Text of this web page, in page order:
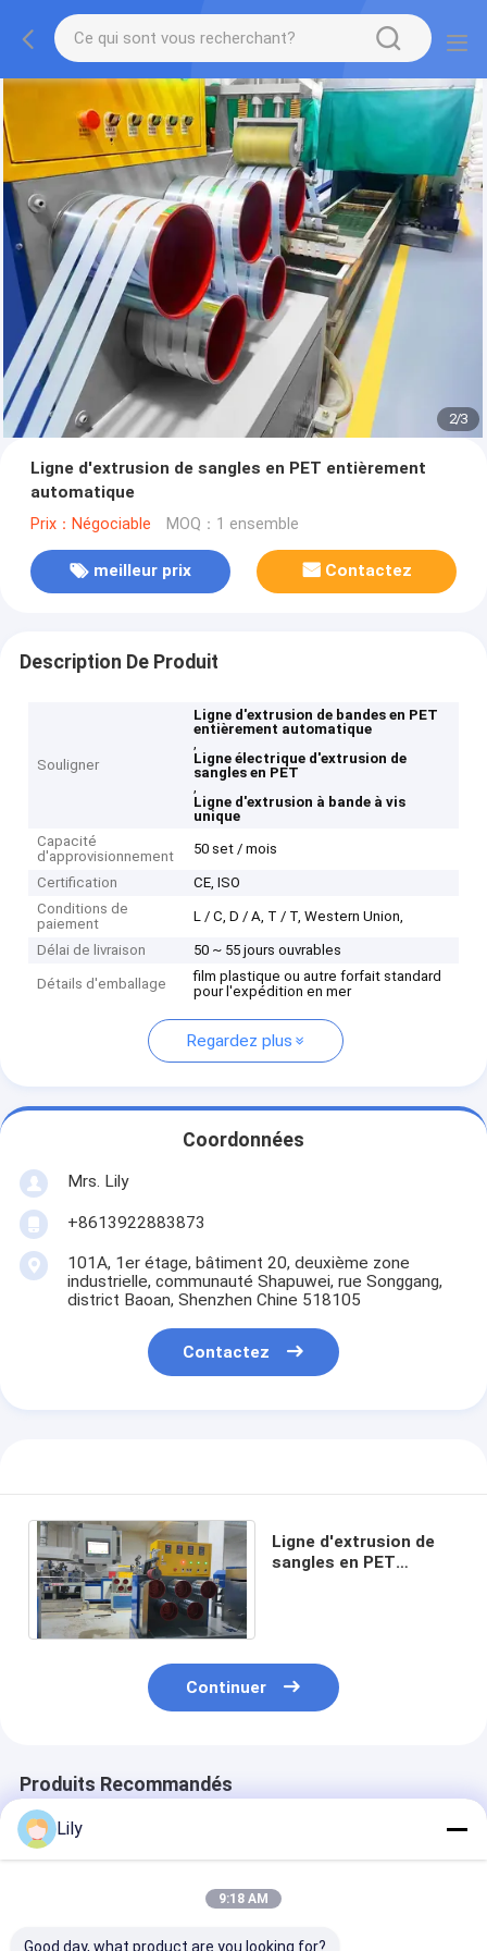
2/3
Ligne d'extrusion de sangles en PET entièrement
automatique
Prix：Négociable MOQ：1 ensemble
meilleur prix Contactez
Description De Produit
Souligner
Ligne d'extrusion de bandes en PET
entièrement automatique
,
Ligne électrique d'extrusion de
sangles en PET
,
Ligne d'extrusion à bande à vis
unique
Capacité
d'approvisionnement
50 set / mois
Certification
CE, ISO
Conditions de
paiement
L / C, D / A, T / T, Western Union,
Délai de livraison 50 ~ 55 jours ouvrables
Détails d'emballage
film plastique ou autre forfait standard
pour l'expédition en mer
Regardez plus
Coordonnées
Mrs. Lily
+8613922883873
101A, 1er étage, bâtiment 20, deuxième zone
industrielle, communauté Shapuwei, rue Songgang,
district Baoan, Shenzhen Chine 518105
Contactez
Ligne d'extrusion de
sangles en PET
Continuer
Produits Recommandés
Lily
9:18 AM
Good day, what product are you looking for?